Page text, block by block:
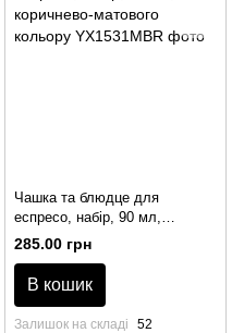
Чашка та блюдце для
еспресо, набір, 90 мл,
коричнево-матового кольору
285.00 грн
В кошик
Залишок на складі
52